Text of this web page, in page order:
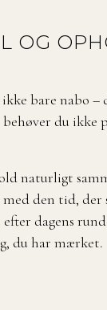
OG
bare nabo –
behøver du
naturligt
den tid,
dagens
du har mærket.